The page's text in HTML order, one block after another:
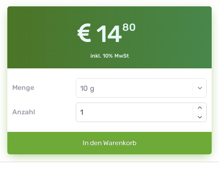
1480
inkl. 10% MwSt
Menge
Anzahl
In den Warenkorb